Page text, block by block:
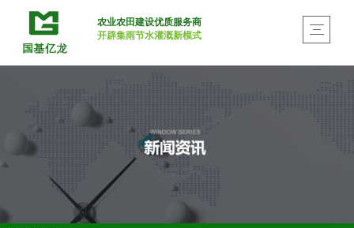
农业农田建设优质服务商
开辟集雨节水灌溉新模式